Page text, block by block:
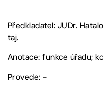
Předkladatel: JUDr.
taj.
Anotace: funkce úřadu;
Provede: –